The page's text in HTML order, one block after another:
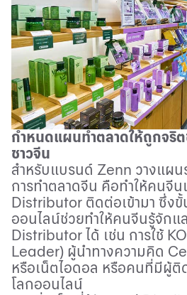
กำหนดแผนทำตลาดให้ถูกจริ
ชาวจีน
สำหรับแบรนด์ Zenn วางแผน
การทำตลาดจีน คือทำให้คนจีน
Distributor ติดต่อเข้ามา ซึ่ง
ออนไลน์ช่วยทำให้คนจีนรู้จักแล
Distributor ได้ เช่น การใช้
Leader) ผู้นำทางความคิด
หรือเน็ตไอดอล หรือคนที่มีผู้ติ
โลกออนไลน์